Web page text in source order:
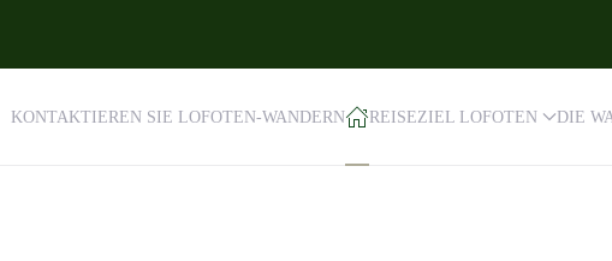
KONTAKTIEREN SIE LOFOTEN-WANDERN REISEZIEL LOFOTEN DIE